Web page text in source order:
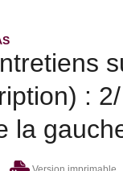
:
la